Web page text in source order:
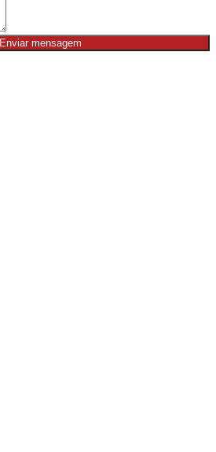
Enviar mensagem